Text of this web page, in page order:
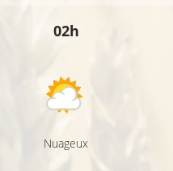
02h
Nuageux